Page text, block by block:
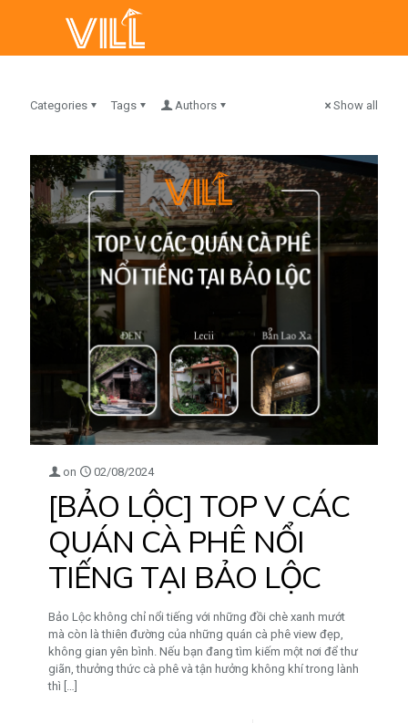
Categories Tags Authors Show all
on 02/08/2024
[BẢO LỘC] TOP V CÁC
QUÁN CÀ PHÊ NỔI
TIẾNG TẠI BẢO LỘC
Bảo Lộc không chỉ nổi tiếng với những đồi chè xanh mướt
mà còn là thiên đường của những quán cà phê view đẹp,
không gian yên bình. Nếu bạn đang tìm kiếm một nơi để thư
giãn, thưởng thức cà phê và tận hưởng không khí trong lành
thì […]